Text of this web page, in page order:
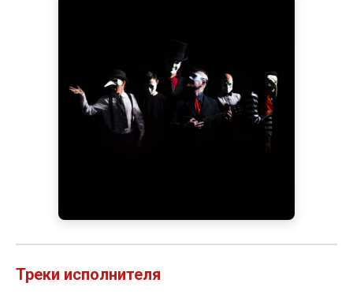
Треки исполнителя